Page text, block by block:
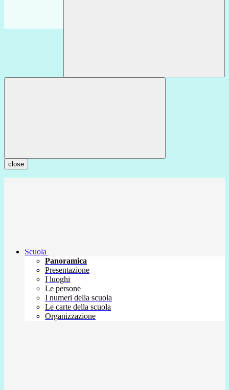
close
Scuola
Panoramica
Presentazione
I luoghi
Le persone
I numeri della scuola
Le carte della scuola
Organizzazione